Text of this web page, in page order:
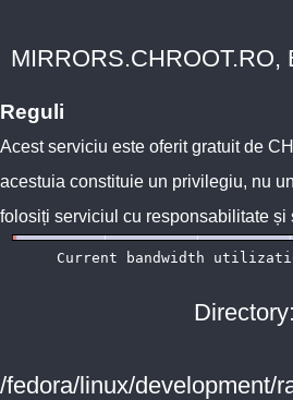
MIRRORS.CHROOT.RO,
Reguli
Acest serviciu este oferit gratuit de
acestuia constituie un privilegiu, nu
folosiți serviciul cu responsabilitate și
Directory:
/fedora/linux/development/